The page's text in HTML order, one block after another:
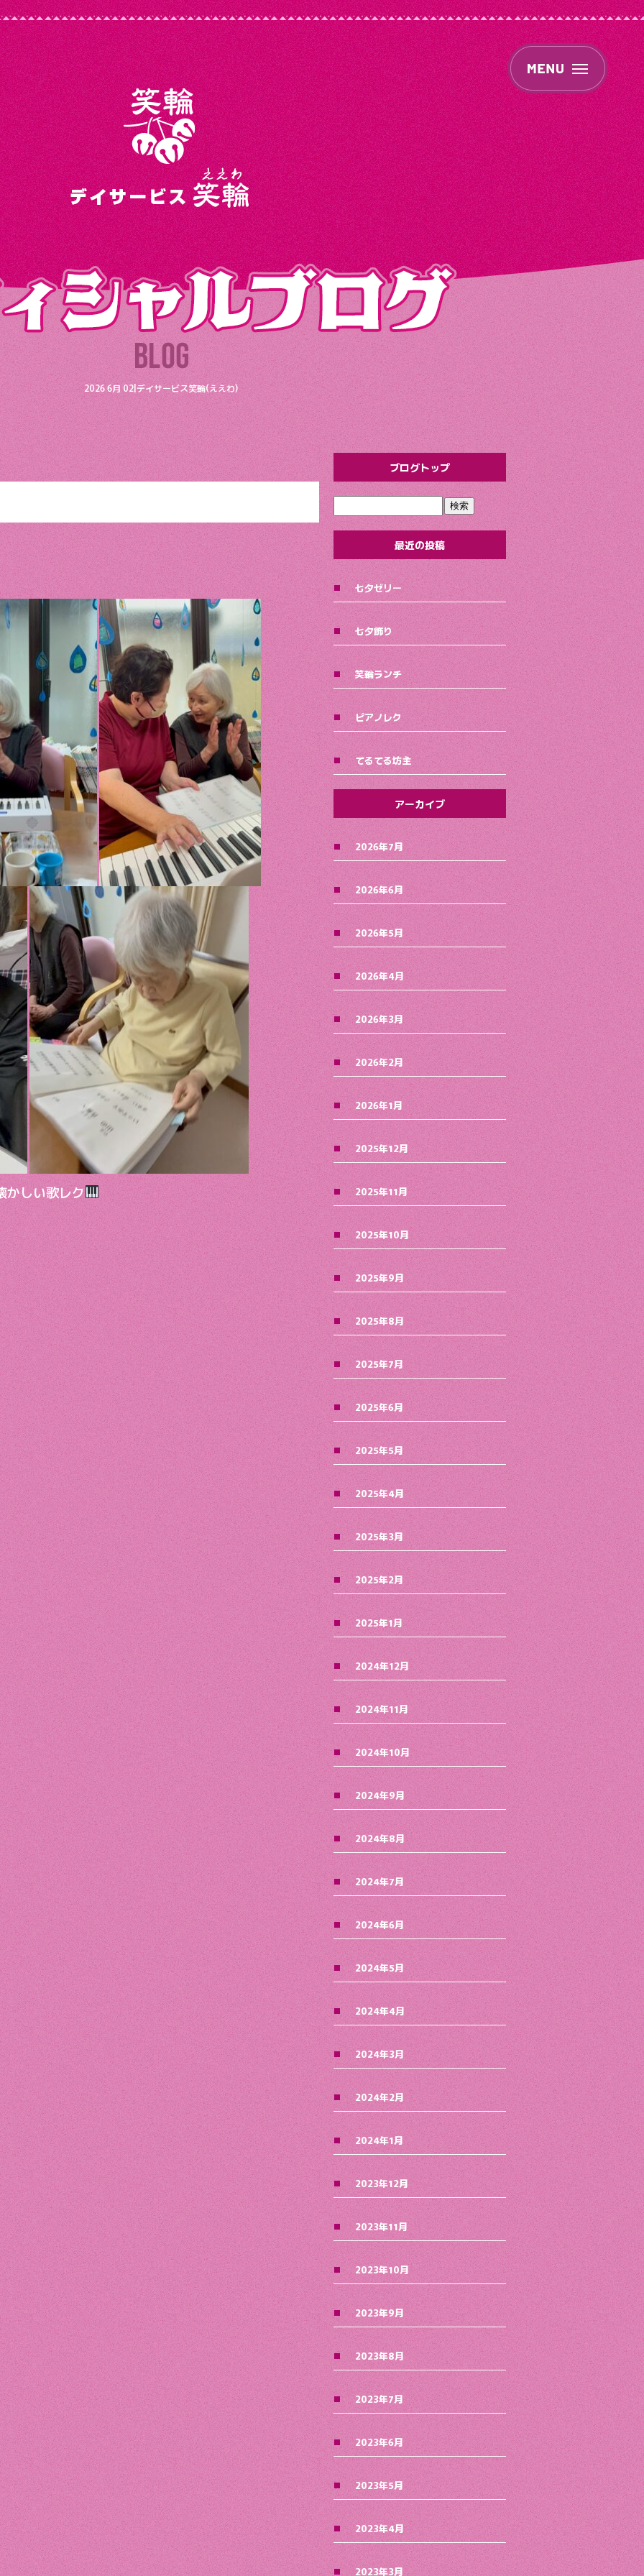
2026 6月 02|デイサービス笑輪(ええわ)
かしい歌レク
ブログトップ
最近の投稿
七夕ゼリー
七夕飾り
笑輪ランチ
ピアノレク
てるてる坊主
アーカイブ
2026年7月
2026年6月
2026年5月
2026年4月
2026年3月
2026年2月
2026年1月
2025年12月
2025年11月
2025年10月
2025年9月
2025年8月
2025年7月
2025年6月
2025年5月
2025年4月
2025年3月
2025年2月
2025年1月
2024年12月
2024年11月
2024年10月
2024年9月
2024年8月
2024年7月
2024年6月
2024年5月
2024年4月
2024年3月
2024年2月
2024年1月
2023年12月
2023年11月
2023年10月
2023年9月
2023年8月
2023年7月
2023年6月
2023年5月
2023年4月
2023年3月